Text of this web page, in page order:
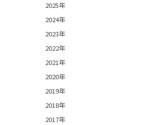
2025年
2024年
2023年
2022年
2021年
2020年
2019年
2018年
2017年